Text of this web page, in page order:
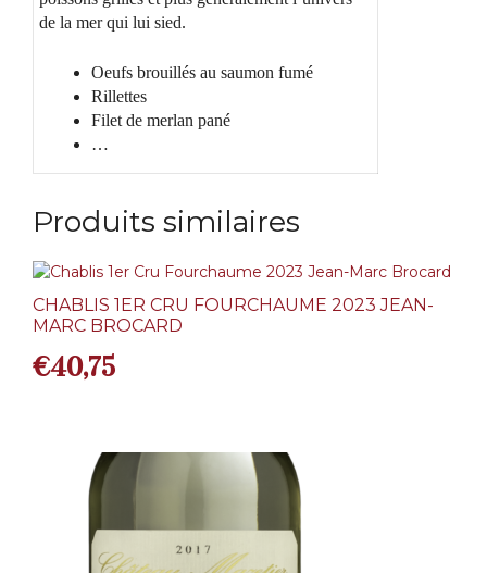
de la mer qui lui sied.
Oeufs brouillés au saumon fumé
Rillettes
Filet de merlan pané
…
Produits similaires
CHABLIS 1ER CRU FOURCHAUME 2023 JEAN-
MARC BROCARD
€40,75